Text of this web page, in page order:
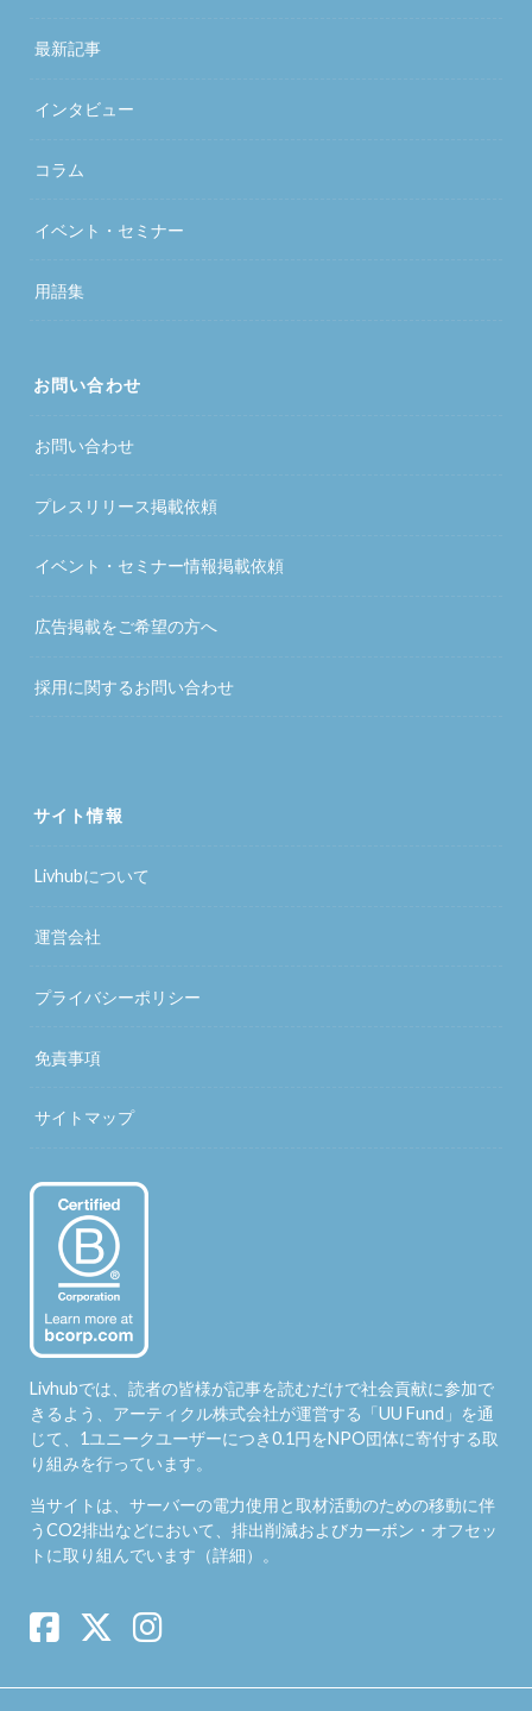
最新記事
インタビュー
コラム
イベント・セミナー
用語集
お問い合わせ
お問い合わせ
プレスリリース掲載依頼
イベント・セミナー情報掲載依頼
広告掲載をご希望の方へ
採用に関するお問い合わせ
サイト情報
Livhubについて
運営会社
プライバシーポリシー
免責事項
サイトマップ
Livhubでは、読者の皆様が記事を読むだけで社会貢献に参加で
きるよう、アーティクル株式会社が運営する「UU Fund 」を通
じて、1ユニークユーザーにつき0.1円をNPO団体に寄付する取
り組みを行っています。
当サイトは、サーバーの電力使用と取材活動のための移動に伴
うCO2排出などにおいて、排出削減およびカーボン・オフセッ
トに取り組んでいます（詳細）。